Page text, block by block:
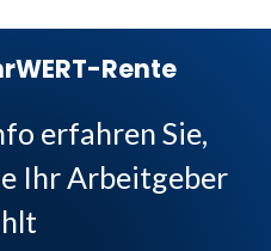
Rente
erfahren Sie,
Ihr Arbeitgeber